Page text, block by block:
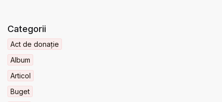
Categorii
Act de donație
Album
Articol
Buget